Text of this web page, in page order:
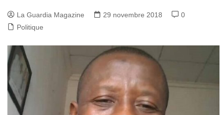
La Guardia Magazine 29 novembre 2018
0
Politique